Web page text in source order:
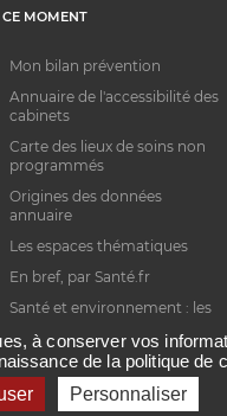
CE MOMENT
Mon bilan prévention
Annuaire de l'accessibilité des
cabinets
Carte des lieux de soins non
programmés
Origines des données
annuaire
Les espaces thématiques
En bref, par Santé.fr
Santé et environnement : les
à conserver vos
de la politique de
Personnaliser